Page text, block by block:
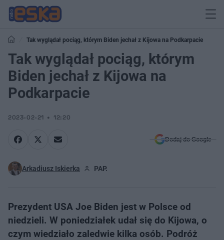
Tak wyglądał pociąg, którym Biden jechał z Kijowa na Podkarpacie
Tak wyglądał pociąg, którym
Biden jechał z Kijowa na
Podkarpacie
2023-02-21 12:20
Dodaj do Google
Arkadiusz Iskierka PAP.
Prezydent USA Joe Biden jest w Polsce od
niedzieli. W poniedziałek udał się do Kijowa, o
czym wiedziało zaledwie kilka osób. Podróż